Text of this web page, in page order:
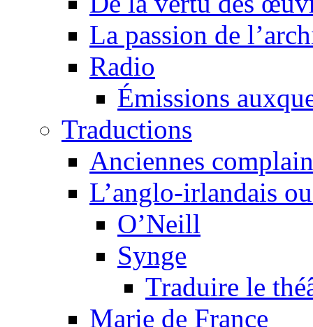
La passion de
Radio
Émissions
Traductions
Anciennes
L’anglo-irlandais
O’Neill
Synge
Traduire le
Marie de France